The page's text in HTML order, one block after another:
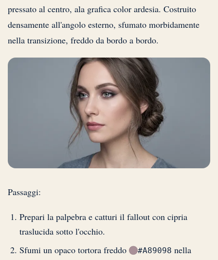
pressato al centro, ala grafica color ardesia. Costruito
densamente all'angolo esterno, sfumato morbidamente
nella transizione, freddo da bordo a bordo.
Passaggi:
Prepari la palpebra e catturi il fallout con cipria
traslucida sotto l'occhio.
Sfumi un opaco tortora freddo
#A89098 nella